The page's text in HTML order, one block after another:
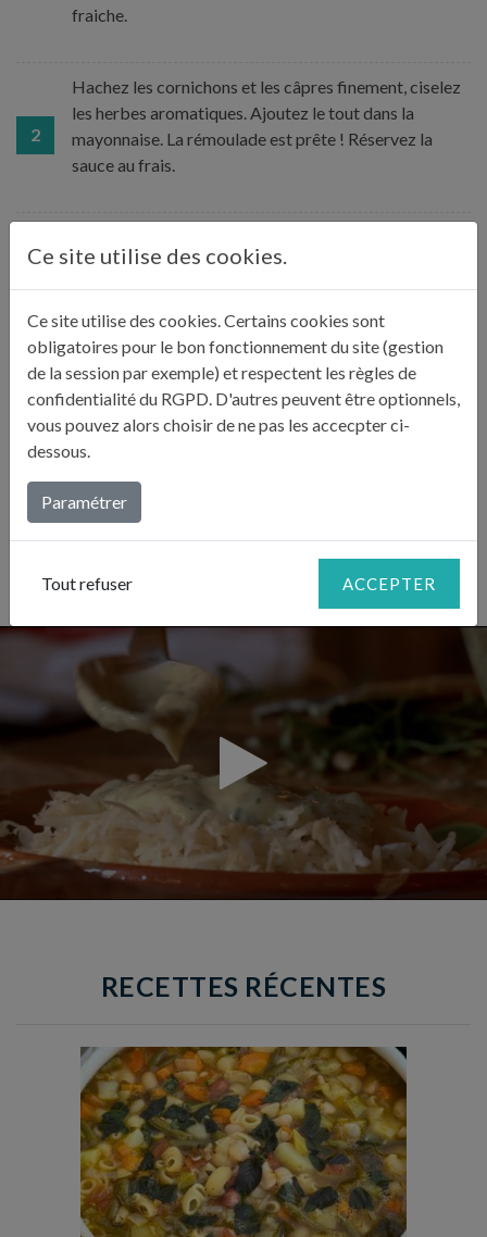
fraiche.
2
Hachez les cornichons et les câpres finement, ciselez
les herbes aromatiques. Ajoutez le tout dans la
mayonnaise. La rémoulade est prête ! Réservez la
sauce au frais.
3
Mélangez cette rémoulade au céleri et condimentez
les œufs avec.
LE CONSEIL DE JULIE
«Variez les variétés de moutarde et avec elles, le choix des
herbes aromatiques. Cela permet de créer des rémoulades «
personnalisées » selon les plats qui doivent être
RECETTES RÉCENTES
Temps de préparation : 35 min
Temps de cuisson : 1h15
Nombre de couverts : 8
Ce site utilise des cookies.
Ce site utilise des cookies. Certains cookies sont
obligatoires pour le bon fonctionnement du site (gestion
de la session par exemple) et respectent les règles de
confidentialité du RGPD. D'autres peuvent être optionnels,
vous pouvez alors choisir de ne pas les accecpter ci-
dessous.
Paramétrer
Tout refuser ACCEPTER